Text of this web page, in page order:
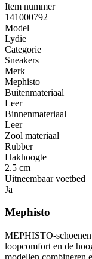
Item nummer
141000792
Model
Lydie
Categorie
Sneakers
Merk
Mephisto
Buitenmateriaal
Leer
Binnenmateriaal
Leer
Zool materiaal
Rubber
Hakhoogte
2.5 cm
Uitneembaar voetbed
Ja
Mephisto
MEPHISTO-
loopcomfort en de
modellen combineren